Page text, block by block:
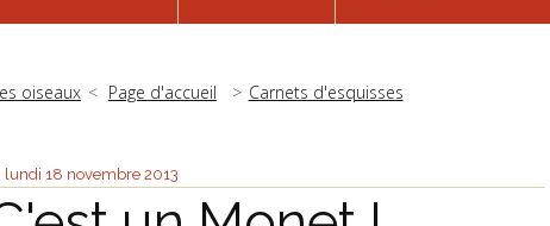
oiseaux Page d'accueil Carnets d'esquisses
lundi 18 novembre 2013